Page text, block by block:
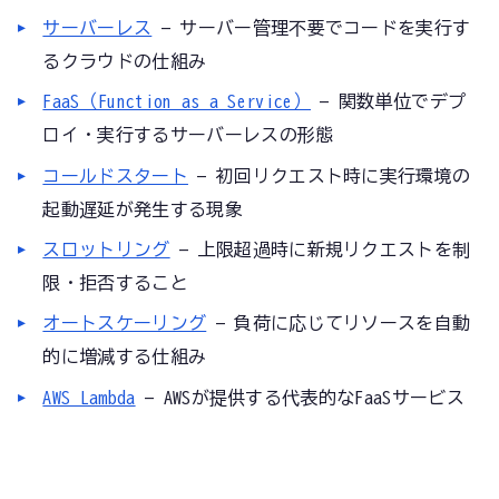
サーバーレス
— サーバー管理不要でコードを実行す
るクラウドの仕組み
FaaS（Function as a Service）
— 関数単位でデプ
ロイ・実行するサーバーレスの形態
コールドスタート
— 初回リクエスト時に実行環境の
起動遅延が発生する現象
スロットリング — 上限超過時に新規リクエストを制
限・拒否すること
オートスケーリング — 負荷に応じてリソースを自動
的に増減する仕組み
AWS Lambda — AWSが提供する代表的なFaaSサービス